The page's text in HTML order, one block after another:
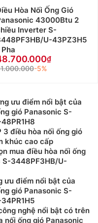
Hòa Nối Ống Gió
43000Btu 2
Inverter S-
U-43PZ3H5
Pha
-5%
ưu điểm nổi bật của
gió Panasonic S-
3 điều hòa nối ống gió
khúc cao cấp
mua điều hòa nối ống
S-3448PF3HB/U-
ưu điểm nổi bật của
gió Panasonic S-
nghệ nổi bật có trên
nối ống gió Panasonic